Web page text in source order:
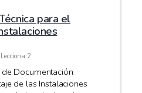
para el
2
Documentación
de las Instalaciones